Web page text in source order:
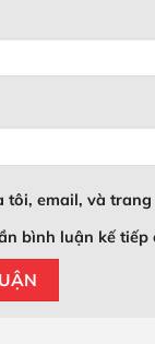
tôi, email, và
bình luận kế tiếp